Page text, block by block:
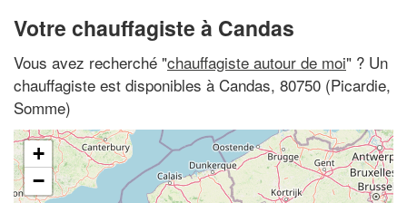
Votre chauffagiste à Candas
Vous avez recherché "chauffagiste autour de moi" ? Un
chauffagiste est disponibles à Candas, 80750 (Picardie,
Somme)
+
−